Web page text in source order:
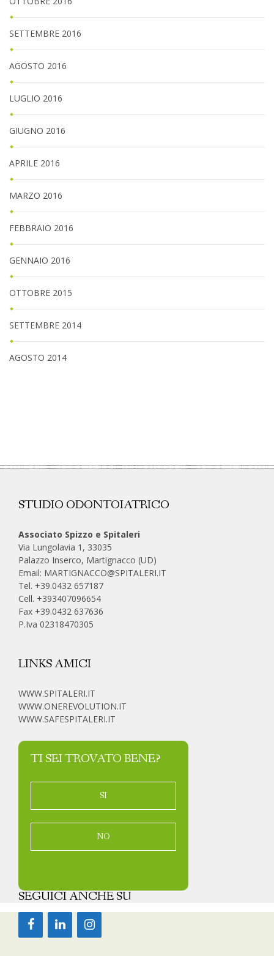
SETTEMBRE 2016
AGOSTO 2016
LUGLIO 2016
GIUGNO 2016
APRILE 2016
MARZO 2016
FEBBRAIO 2016
GENNAIO 2016
OTTOBRE 2015
SETTEMBRE 2014
AGOSTO 2014
STUDIO ODONTOIATRICO
Associato Spizzo e Spitaleri
Via Lungolavia 1, 33035
Palazzo Inserco, Martignacco (UD)
Email: MARTIGNACCO@SPITALERI.IT
Tel. +39.0432 657187
Cell. +393407096654
Fax +39.0432 637636
P.Iva 02318470305
LINKS AMICI
WWW.SPITALERI.IT
WWW.ONEREVOLUTION.IT
WWW.SAFESPITALERI.IT
TI SEI TROVATO BENE?
SI
NO
SEGUICI ANCHE SU